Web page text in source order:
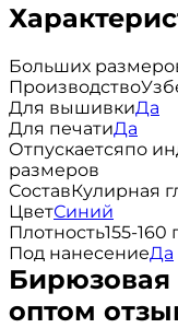
Больших
Производство
Для вышивкиДа
Для печатиДа
Отпускаетсяпо
размеров
СоставКулирная
ЦветСиний
Плотность155-160
Под нанесениеДа
Бирюзовая
оптом